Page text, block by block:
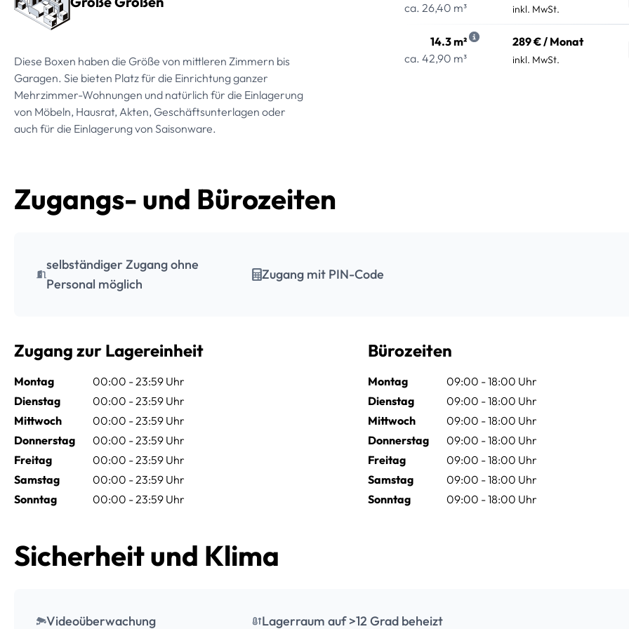
Diese Boxen haben die Größe von mittleren Zimmern bis
Garagen. Sie bieten Platz für die Einrichtung ganzer
Mehrzimmer-Wohnungen und natürlich für die Einlagerung
von Möbeln, Hausrat, Akten, Geschäftsunterlagen oder
auch für die Einlagerung von Saisonware.
ca. 26,40 m³
inkl. MwSt.
14.3 m²
ca. 42,90 m³
289 € / Monat
inkl. MwSt.
Zugangs- und Bürozeiten
selbständiger Zugang ohne
Personal möglich
Zugang mit PIN-Code
Zugang zur Lagereinheit
Montag
00:00 - 23:59 Uhr
Dienstag
00:00 - 23:59 Uhr
Mittwoch
00:00 - 23:59 Uhr
Donnerstag
00:00 - 23:59 Uhr
Freitag
00:00 - 23:59 Uhr
Samstag
00:00 - 23:59 Uhr
Sonntag
00:00 - 23:59 Uhr
Bürozeiten
Montag
09:00 - 18:00 Uhr
Dienstag
09:00 - 18:00 Uhr
Mittwoch
09:00 - 18:00 Uhr
Donnerstag
09:00 - 18:00 Uhr
Freitag
09:00 - 18:00 Uhr
Samstag
09:00 - 18:00 Uhr
Sonntag
09:00 - 18:00 Uhr
Sicherheit und Klima
Videoüberwachung Lagerraum auf >12 Grad beheizt